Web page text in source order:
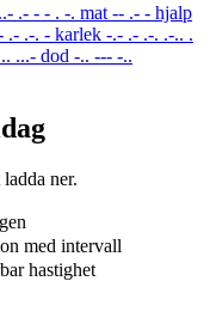
.- - - . -. mat -- .- - hjalp
.- .-. - karlek -.- .- .-. .-.. .
...- dod -.. --- -..
ner.
med intervall
hastighet